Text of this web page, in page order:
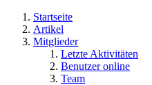
Startseite
Artikel
Mitglieder
Letzte Aktivitäten
Benutzer online
Team